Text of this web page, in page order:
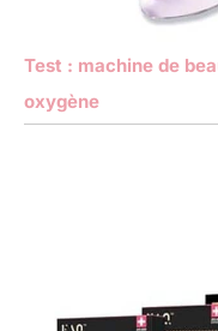
Test : machine de
oxygène